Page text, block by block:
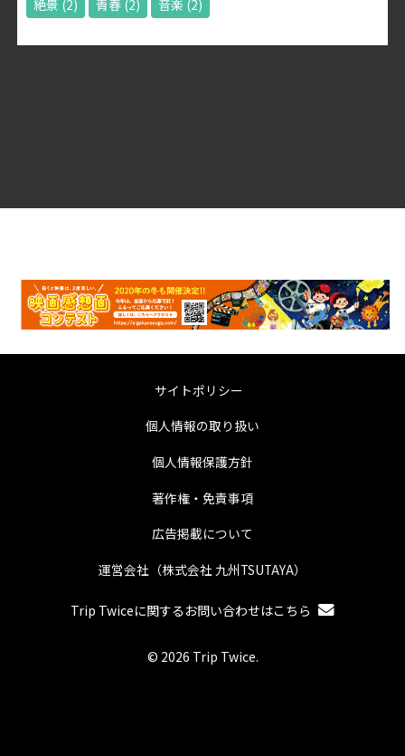
絶景 (2) 青春(2) 音楽 (2)
サイトポリシー
個人情報の取り扱い
個人情報保護方針
著作権・免責事項
広告掲載について
運営会社（株式会社 九州TSUTAYA）
Trip Twiceに関するお問い合わせはこちら
© 2026 Trip Twice.